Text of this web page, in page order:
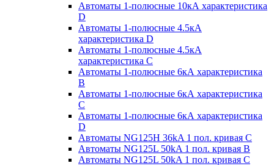
Автоматы 1-полюсные 10кА характеристика
D
Автоматы 1-полюсные 4.5кА
характеристика D
Автоматы 1-полюсные 4.5кА
характеристика С
Автоматы 1-полюсные 6кА характеристика
B
Автоматы 1-полюсные 6кА характеристика
C
Автоматы 1-полюсные 6кА характеристика
D
Автоматы NG125H 36kA 1 пол. кривая C
Автоматы NG125L 50kA 1 пол. кривая B
Автоматы NG125L 50kA 1 пол. кривая C